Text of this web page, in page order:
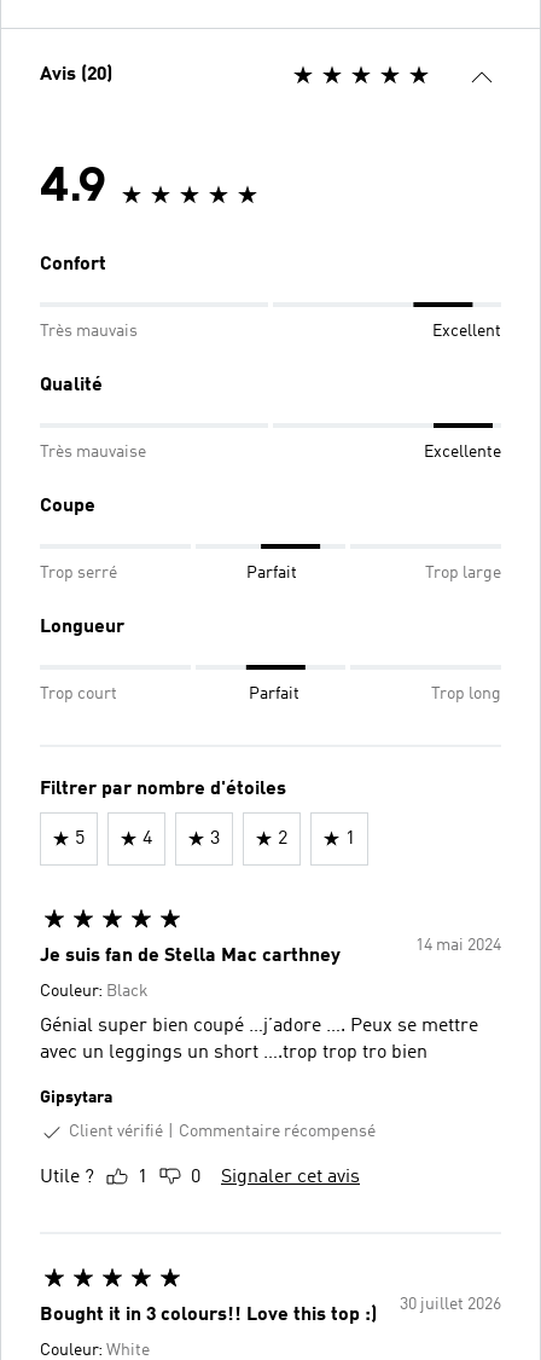
Avis (20)
4.9
Confort
Très mauvais Excellent
Qualité
Très mauvaise Excellente
Coupe
Trop serré Parfait Trop large
Longueur
Trop court Parfait Trop long
Filtrer par nombre d'étoiles
5 4 3 2 1
14 mai 2024
Je suis fan de Stella Mac carthney
Couleur: Black
Génial super bien coupé …j’adore …. Peux se mettre
avec un leggings un short ….trop trop tro bien
Gipsytara
Client vérifié
Commentaire récompensé
Utile ? 1 0 Signaler cet avis
30 juillet 2026
Bought it in 3 colours!! Love this top :)
Couleur: White